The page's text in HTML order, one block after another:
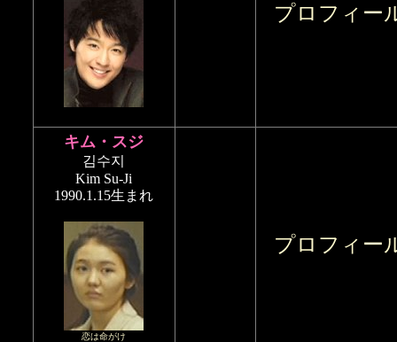
プロフィー
キム・スジ
김수지
Kim Su-Ji
1990.1.15生まれ
恋は命がけ
プロフィー